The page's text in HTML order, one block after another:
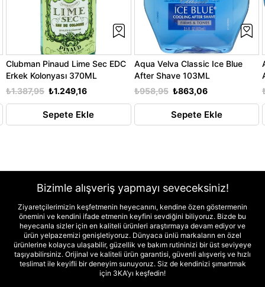
Clubman Pinaud Lime Sec EDC
Erkek Kolonyası 370ML
₺1.249,16
₺1.387,95
Sepete Ekle
Aqua Velva Classic Ice Blue
After Shave 103ML
₺863,06
₺958,95
Sepete Ekle
Bizimle alışveriş yapmayı seveceksiniz!
Ziyaretçilerimizin keşfetmenin heyecanını, kendine özen göstermenin
önemini ve kendini ifade etmenin keyfini sevdiğini biliyoruz. Bizde bu
heyecanla sizler için en kaliteli ürünleri araştırmaya devam ediyor ve
ürün yelpazemizi genişletiyoruz. Dünyaca ünlü markaların en özel
ürünlerine kolayca ulaşabilir, güzellik ve bakım rutininizi bir üst seviyeye
taşıyabilirsiniz. Orijinal ve kaliteli ürün garantisi, güvenli alışveriş ve hızlı
teslimat ile keyifli bir deneyim sunuyoruz. Siz de kendinizi şımartmak
için 3KA’yı keşfedin!